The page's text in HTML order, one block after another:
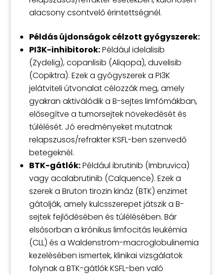
alacsony csontvelő érintettségnél.
Példás újdonságok célzott gyógyszerek:
PI3K-inhibitorok:Például idelalisib
(Zydelig), copanlisib (Aliqopa), duvelisib
(Copiktra). Ezek a gyógyszerek a PI3K
jelátviteli útvonalat célozzák meg, amely
gyakran aktiválódik a B-sejtes limfómákban,
elősegítve a tumorsejtek növekedését és
túlélését. Jó eredményeket mutatnak
relapszusos/refrakter KSFL-ben szenvedő
betegeknél.
BTK-gátlók:Például ibrutinib (Imbruvica)
vagy acalabrutinib (Calquence). Ezek a
szerek a Bruton tirozin kináz (BTK) enzimet
gátolják, amely kulcsszerepet játszik a B-
sejtek fejlődésében és túlélésében. Bár
elsősorban a krónikus limfocitás leukémia
(CLL) és a Waldenström-macroglobulinemia
kezelésében ismertek, klinikai vizsgálatok
folynak a BTK-gátlók KSFL-ben való